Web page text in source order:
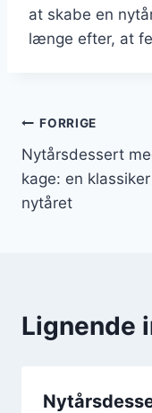
at skabe en
længe efter, at
FORRIGE
Nytårsdessert
kage: en
nytåret
Lignende